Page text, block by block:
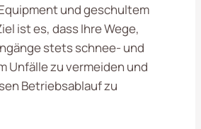
und geschultem
ist es, dass Ihre Wege,
stets schnee- und
Unfälle zu vermeiden und
Betriebsablauf zu